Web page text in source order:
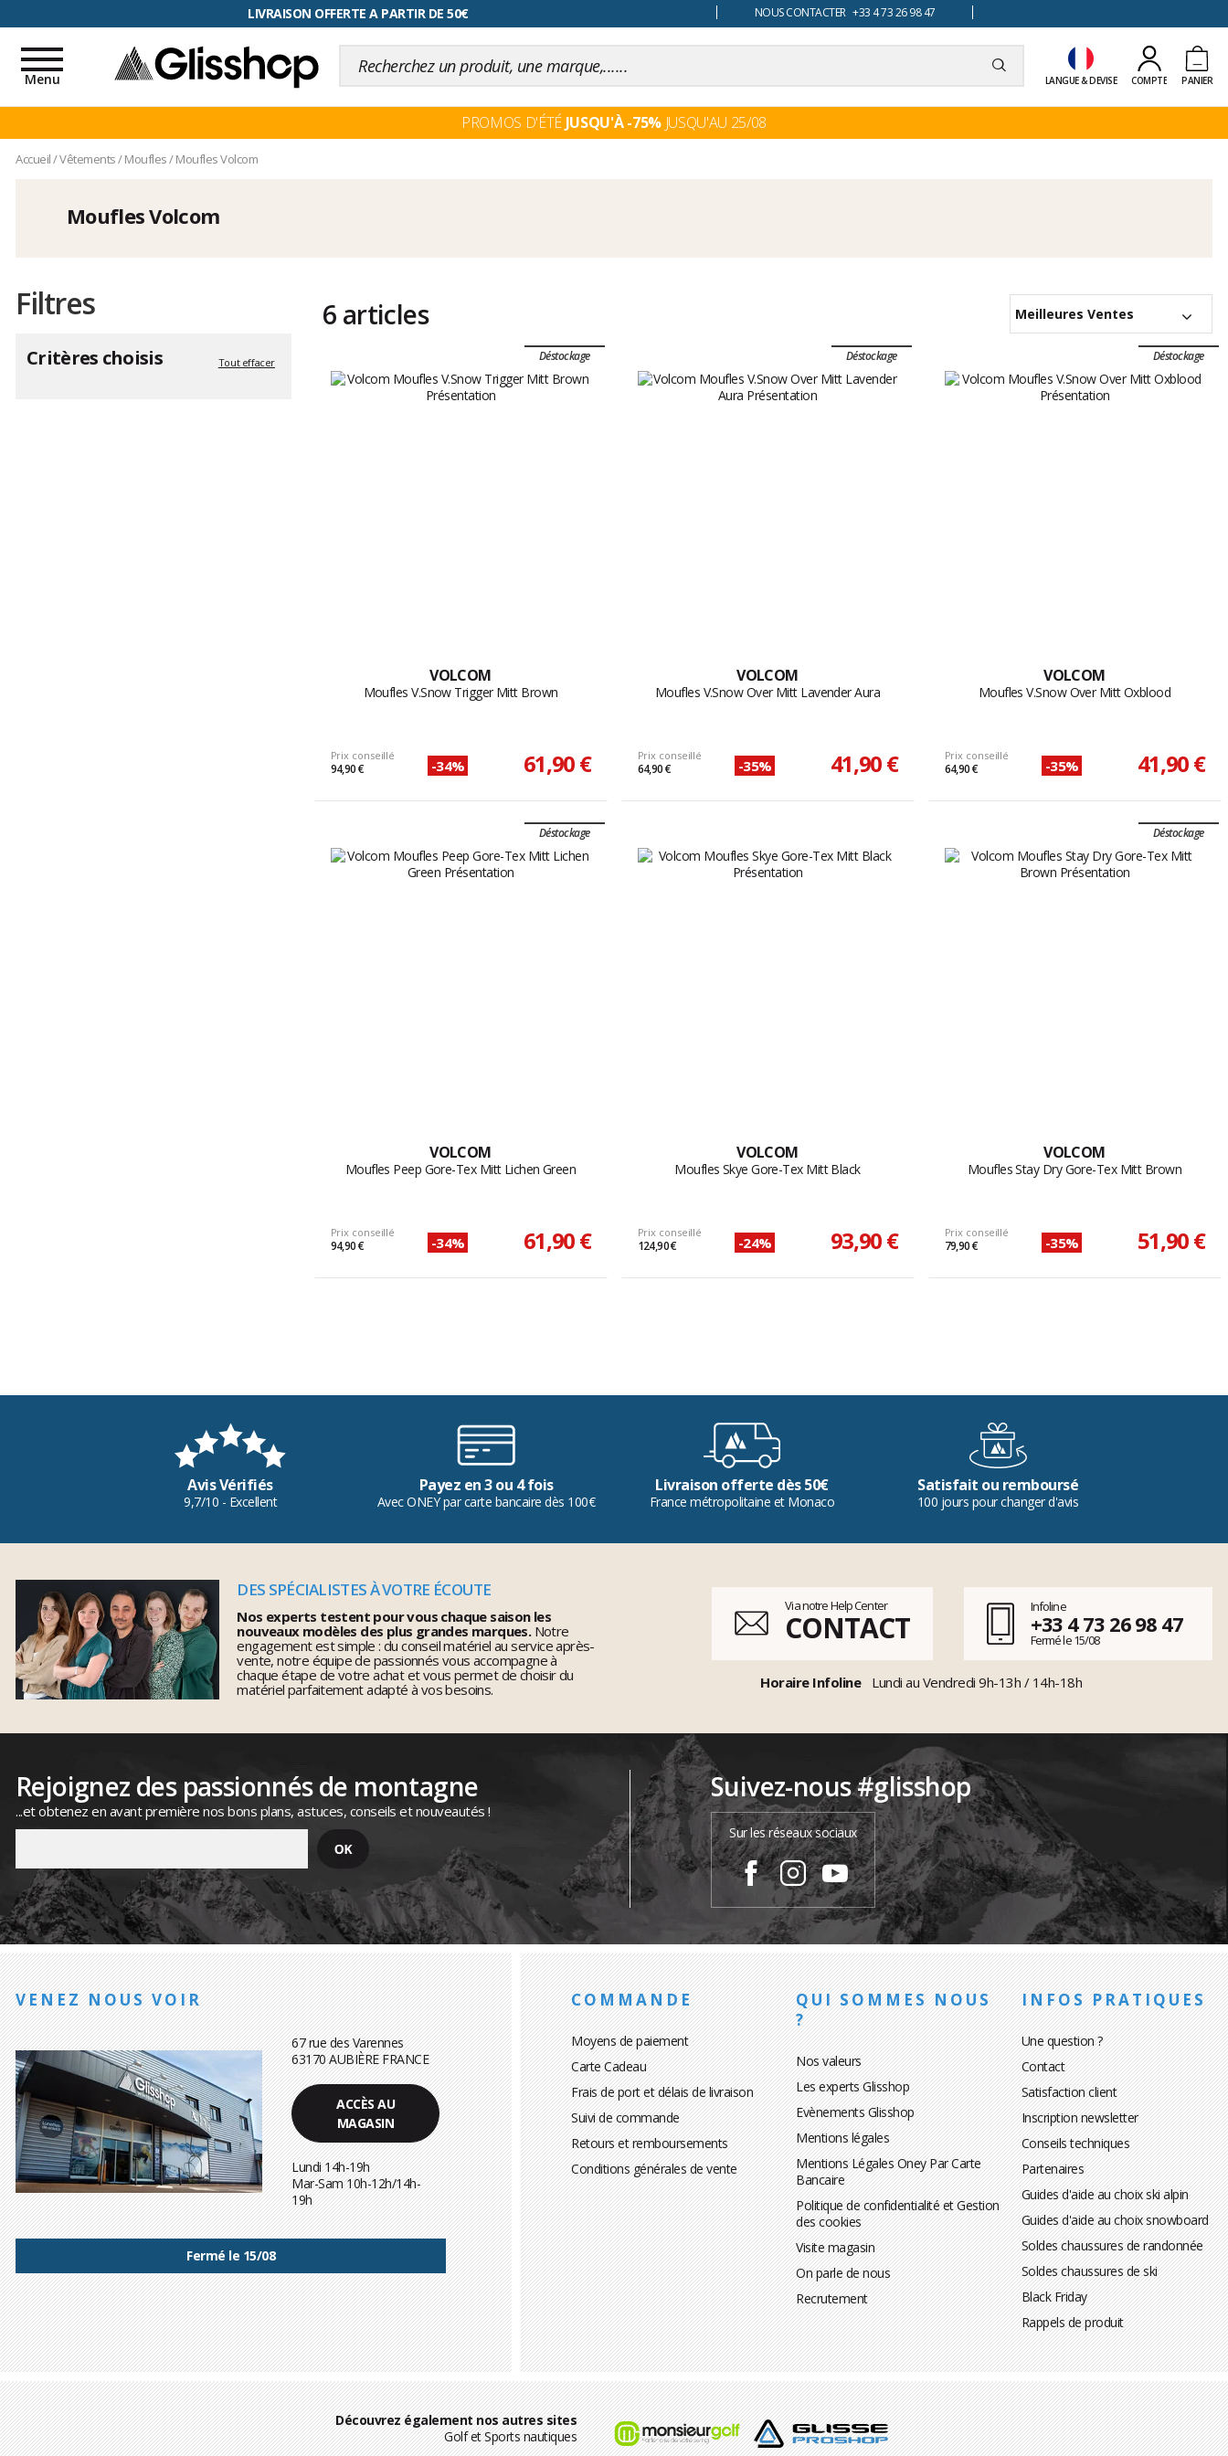
RETOUR FACILITÉ, 100 jours pour changer d'avis NOUS CONTACTER +33 4 73 26 98 47
LANGUE & DEVISE COMPTE PANIER
Toggle
navigation
Menu
PROMOS D'ÉTÉ JUSQU'À -75%JUSQU'AU 25/08
Accueil/Vêtements/Moufles/Moufles Volcom
Moufles Volcom
Filtres
Critères choisis Tout effacer
6 articles Meilleures Ventes
Déstockage
VOLCOM
Moufles V.Snow Trigger Mitt Brown
Prix conseillé
94,90 € -34% 61,90 €
Déstockage
VOLCOM
Moufles V.Snow Over Mitt Lavender Aura
Prix conseillé
64,90 € -35% 41,90 €
Déstockage
VOLCOM
Moufles V.Snow Over Mitt Oxblood
Prix conseillé
64,90 € -35% 41,90 €
Déstockage
VOLCOM
Moufles Peep Gore-Tex Mitt Lichen Green
Prix conseillé
94,90 € -34% 61,90 €
VOLCOM
Moufles Skye Gore-Tex Mitt Black
Prix conseillé
124,90 € -24% 93,90 €
Déstockage
VOLCOM
Moufles Stay Dry Gore-Tex Mitt Brown
Prix conseillé
79,90 € -35% 51,90 €
Avis Vérifiés
9,7/10 - Excellent
Payez en 3 ou 4 fois
Avec ONEY par carte bancaire dès 100€
Livraison offerte dès 50€
France métropolitaine et Monaco
Satisfait ou remboursé
100 jours pour changer d'avis
DES SPÉCIALISTES À VOTRE ÉCOUTE
Nos experts testent pour vous chaque saison les
nouveaux modèles des plus grandes marques.Notre
engagement est simple : du conseil matériel au service après-
vente, notre équipe de passionnés vous accompagne à
chaque étape de votre achat et vous permet de choisir du
matériel parfaitement adapté à vos besoins.
Via notre Help Center
CONTACT
Infoline
+33 4 73 26 98 47
Fermé le 15/08
Horaire Infoline Lundi au Vendredi 9h-13h / 14h-18h
Rejoignez des passionnés de montagne
...et obtenez en avant première nos bons plans, astuces, conseils et nouveautés !
Suivez-nous #glisshop
Sur les réseaux sociaux
VENEZ NOUS VOIR
67 rue des Varennes
63170 AUBIÈRE FRANCE
ACCÈS AU
MAGASIN
Lundi 14h-19h
Mar-Sam 10h-12h/14h-
19h
Fermé le 15/08
COMMANDE
Moyens de paiement
Carte Cadeau
Frais de port et délais de livraison
Suivi de commande
Retours et remboursements
Conditions générales de vente
QUI SOMMES NOUS
?
Nos valeurs
Les experts Glisshop
Evènements Glisshop
Mentions légales
Mentions Légales Oney Par Carte
Bancaire
Politique de confidentialité et Gestion
des cookies
Visite magasin
On parle de nous
Recrutement
INFOS PRATIQUES
Une question ?
Contact
Satisfaction client
Inscription newsletter
Conseils techniques
Partenaires
Guides d'aide au choix ski alpin
Guides d'aide au choix snowboard
Soldes chaussures de randonnée
Soldes chaussures de ski
Black Friday
Rappels de produit
Découvrez également nos autres sites
Golf et Sports nautiques